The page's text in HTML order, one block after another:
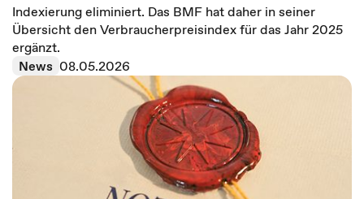
Indexierung eliminiert. Das BMF hat daher in seiner
Übersicht den Verbraucherpreisindex für das Jahr 2025
ergänzt.
News 08.05.2026